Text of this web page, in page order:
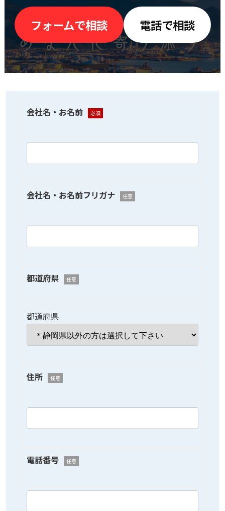
フォームで相談 電話で相談
会社名・お名前 必須
会社名・お名前フリガナ 任意
都道府県 任意
都道府県
住所 任意
電話番号 任意